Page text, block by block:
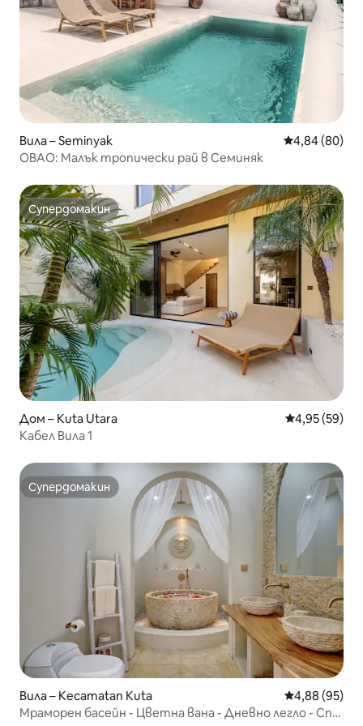
Вила – Seminyak Средна
4,84 (80)
OBAO: Малък тропически рай в Семиняк
Супердомакин
Супердомакин
Дом – Kuta Utara Средна
4,95 (59)
Кабел Вила 1
Супердомакин
Супердомакин
Вила – Kecamatan Kuta Средна
4,88 (95)
Мраморен басейн - Цветна вана - Дневно легло - Спа“